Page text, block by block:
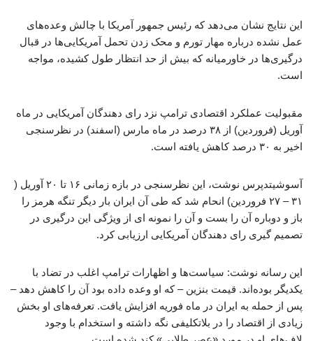
این نتایج نشان می‌دهد که رئیس جمهور آمریکا با چالش وعده‌های
عمل نشده درباره مهار تورم و محک زدن تحمل آمریکایی‌ها در قبال
درگیری‌ها در خاورمیانه که بیش از حد انتظار طول کشیده، مواجه
است.
مقبولیت عملکرد اقتصادی ترامپ نزد رای دهندگان آمریکایی در ماه
آوریل (فروردین) از ۳۸ درصد در ماه مارس (اسفند) در نظرسنجی
اخیر به ۳۰ درصد کاهش یافته است.
آسوشیتدپرس نوشت، این نظرسنجی در بازه زمانی ۱۶ تا ۲۰ آوریل (
۳۱ – ۲۷ فروردین) انحام شد که طی آن ایران بار دیگر تنگه هرمز را
باز و دوباره آن را بست و آن را نمونه ای از ویژگی این درگیری در
تصمیم گیری رای دهندگان آمریکایی ارزیابی کرد.
این رسانه نوشت: سیاست‌ها و اظهارات ترامپ اغلب در تضاد با
یکدیگر بوده‌اند. قیمت بنزین – که او وعده داده بود آن را کاهش دهد –
پس از حمله به ایران در ماه فوریه افزایش یافت. تعرفه‌های او بخش
زیادی از اقتصاد را در بلاتکلیفی نگه داشته و استخدام با وجود